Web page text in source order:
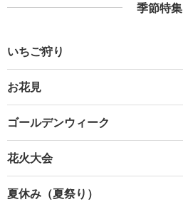
季節特集
いちご狩り
お花見
ゴールデンウィーク
花火大会
夏休み（夏祭り）